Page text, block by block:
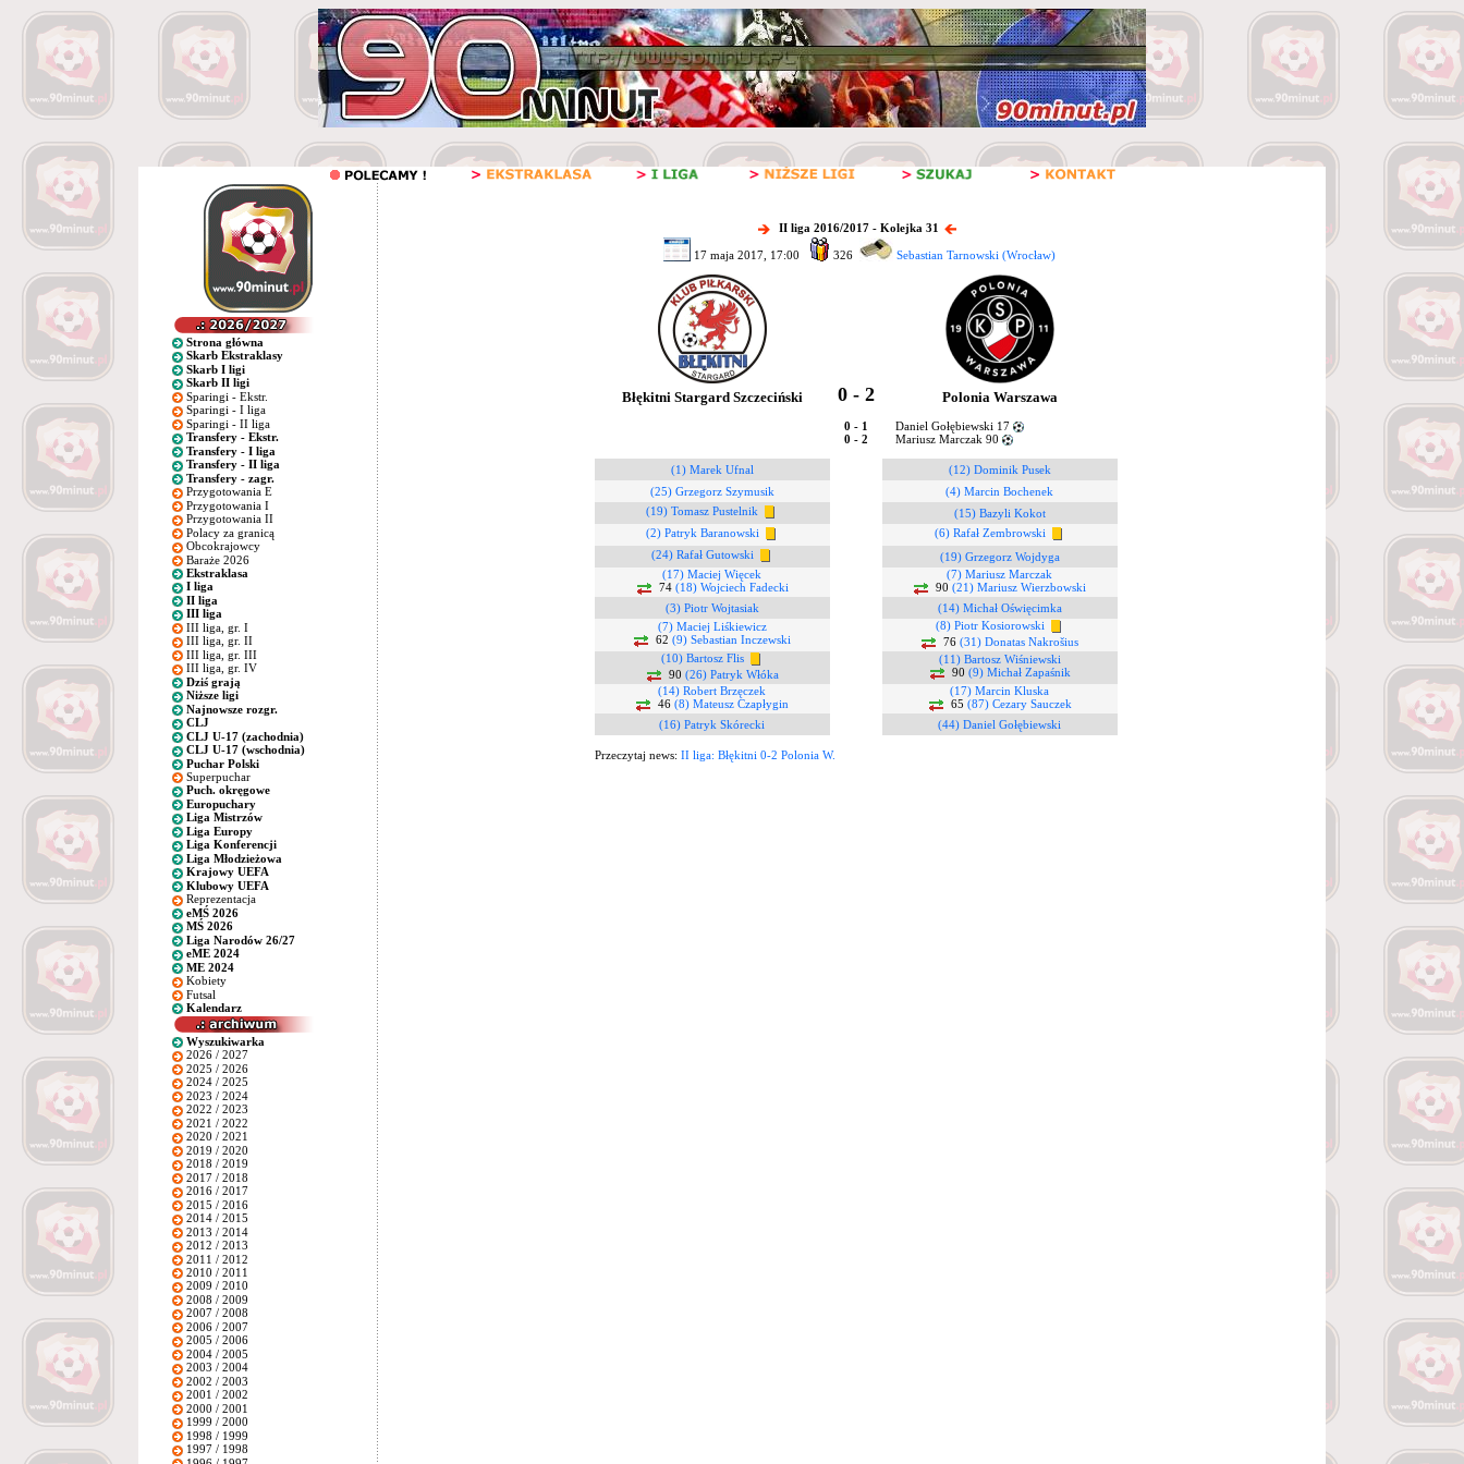
Strona główna
Skarb Ekstraklasy
Skarb I ligi
Skarb II ligi
Sparingi - Ekstr.
Sparingi - I liga
Sparingi - II liga
Transfery - Ekstr.
Transfery - I liga
Transfery - II liga
Transfery - zagr.
Przygotowania E
Przygotowania I
Przygotowania II
Polacy za granicą
Obcokrajowcy
Baraże 2026
Ekstraklasa
I liga
II liga
III liga
III liga, gr. I
III liga, gr. II
III liga, gr. III
III liga, gr. IV
Dziś grają
Niższe ligi
Najnowsze rozgr.
CLJ
CLJ U-17 (zachodnia)
CLJ U-17 (wschodnia)
Puchar Polski
Superpuchar
Puch. okręgowe
Europuchary
Liga Mistrzów
Liga Europy
Liga Konferencji
Liga Młodzieżowa
Krajowy UEFA
Klubowy UEFA
Reprezentacja
eMŚ 2026
MŚ 2026
Liga Narodów 26/27
eME 2024
ME 2024
Kobiety
Futsal
Kalendarz
Wyszukiwarka
2026 / 2027
2025 / 2026
2024 / 2025
2023 / 2024
2022 / 2023
2021 / 2022
2020 / 2021
2019 / 2020
2018 / 2019
2017 / 2018
2016 / 2017
2015 / 2016
2014 / 2015
2013 / 2014
2012 / 2013
2011 / 2012
2010 / 2011
2009 / 2010
2008 / 2009
2007 / 2008
2006 / 2007
2005 / 2006
2004 / 2005
2003 / 2004
2002 / 2003
2001 / 2002
2000 / 2001
1999 / 2000
1998 / 1999
1997 / 1998
II liga 2016/2017 - Kolejka 31
17 maja 2017, 17:00 326 Sebastian Tarnowski (Wrocław)
Błękitni Stargard Szczeciński 0 - 2 Polonia Warszawa
0 - 1
Daniel Gołębiewski 17
0 - 2
Mariusz Marczak 90
(1) Marek Ufnal
(12) Dominik Pusek
(25) Grzegorz Szymusik
(4) Marcin Bochenek
(19) Tomasz Pustelnik
(15) Bazyli Kokot
(2) Patryk Baranowski
(6) Rafał Zembrowski
(24) Rafał Gutowski
(19) Grzegorz Wojdyga
(17) Maciej Więcek
74 (18) Wojciech Fadecki
(7) Mariusz Marczak
90 (21) Mariusz Wierzbowski
(3) Piotr Wojtasiak
(14) Michał Oświęcimka
(7) Maciej Liśkiewicz
62 (9) Sebastian Inczewski
(8) Piotr Kosiorowski
76 (31) Donatas Nakrošius
(10) Bartosz Flis
90 (26) Patryk Włóka
(11) Bartosz Wiśniewski
90 (9) Michał Zapaśnik
(14) Robert Brzęczek
46 (8) Mateusz Czapłygin
(17) Marcin Kluska
65 (87) Cezary Sauczek
(16) Patryk Skórecki
(44) Daniel Gołębiewski
Przeczytaj news: II liga: Błękitni 0-2 Polonia W.